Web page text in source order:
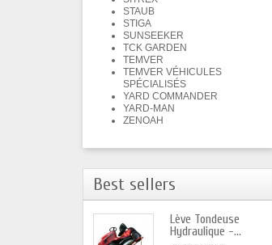
STAUB
STIGA
SUNSEEKER
TCK GARDEN
TEMVER
TEMVER VÉHICULES
SPÉCIALISÉS
YARD COMMANDER
YARD-MAN
ZENOAH
Best sellers
Lève Tondeuse
Hydraulique -...